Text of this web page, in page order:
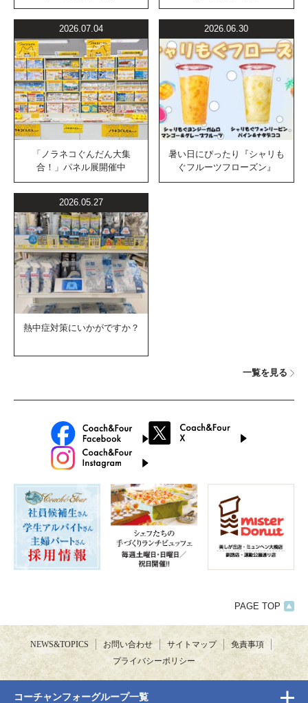
2026.07.04
「ノラネコぐんだん大集
合！」パネル展開催中
2026.06.30
暑い日にぴったり『シャリも
ぐフルーツフローズン』
2026.05.27
熱中症対策にいかがですか？
一覧を見る
PAGE TOP
NEWS&TOPICS お問い合わせ サイトマップ
免責事項
プライバシーポリシー
コーチャンフォーグループ一覧